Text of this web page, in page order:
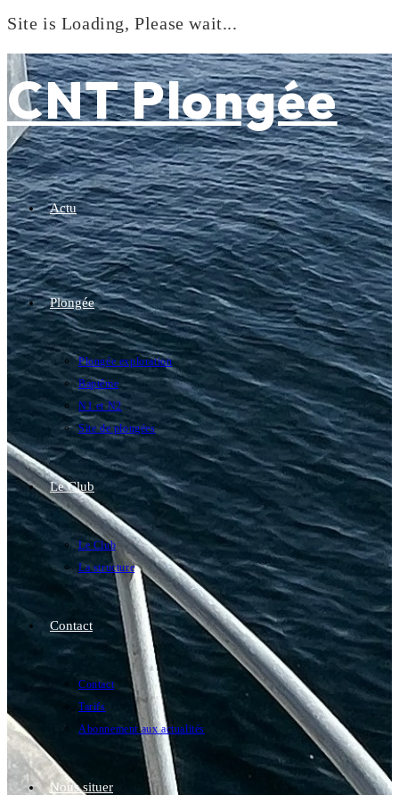
Site is Loading, Please wait...
to
content
CNT Plongée
Actu
Plongée
Plongée exploration
Baptême
N1 et N2
Site de plongées
Le Club
Le Club
La structure
Contact
Contact
Tarifs
Abonnement aux actualités
Nous situer